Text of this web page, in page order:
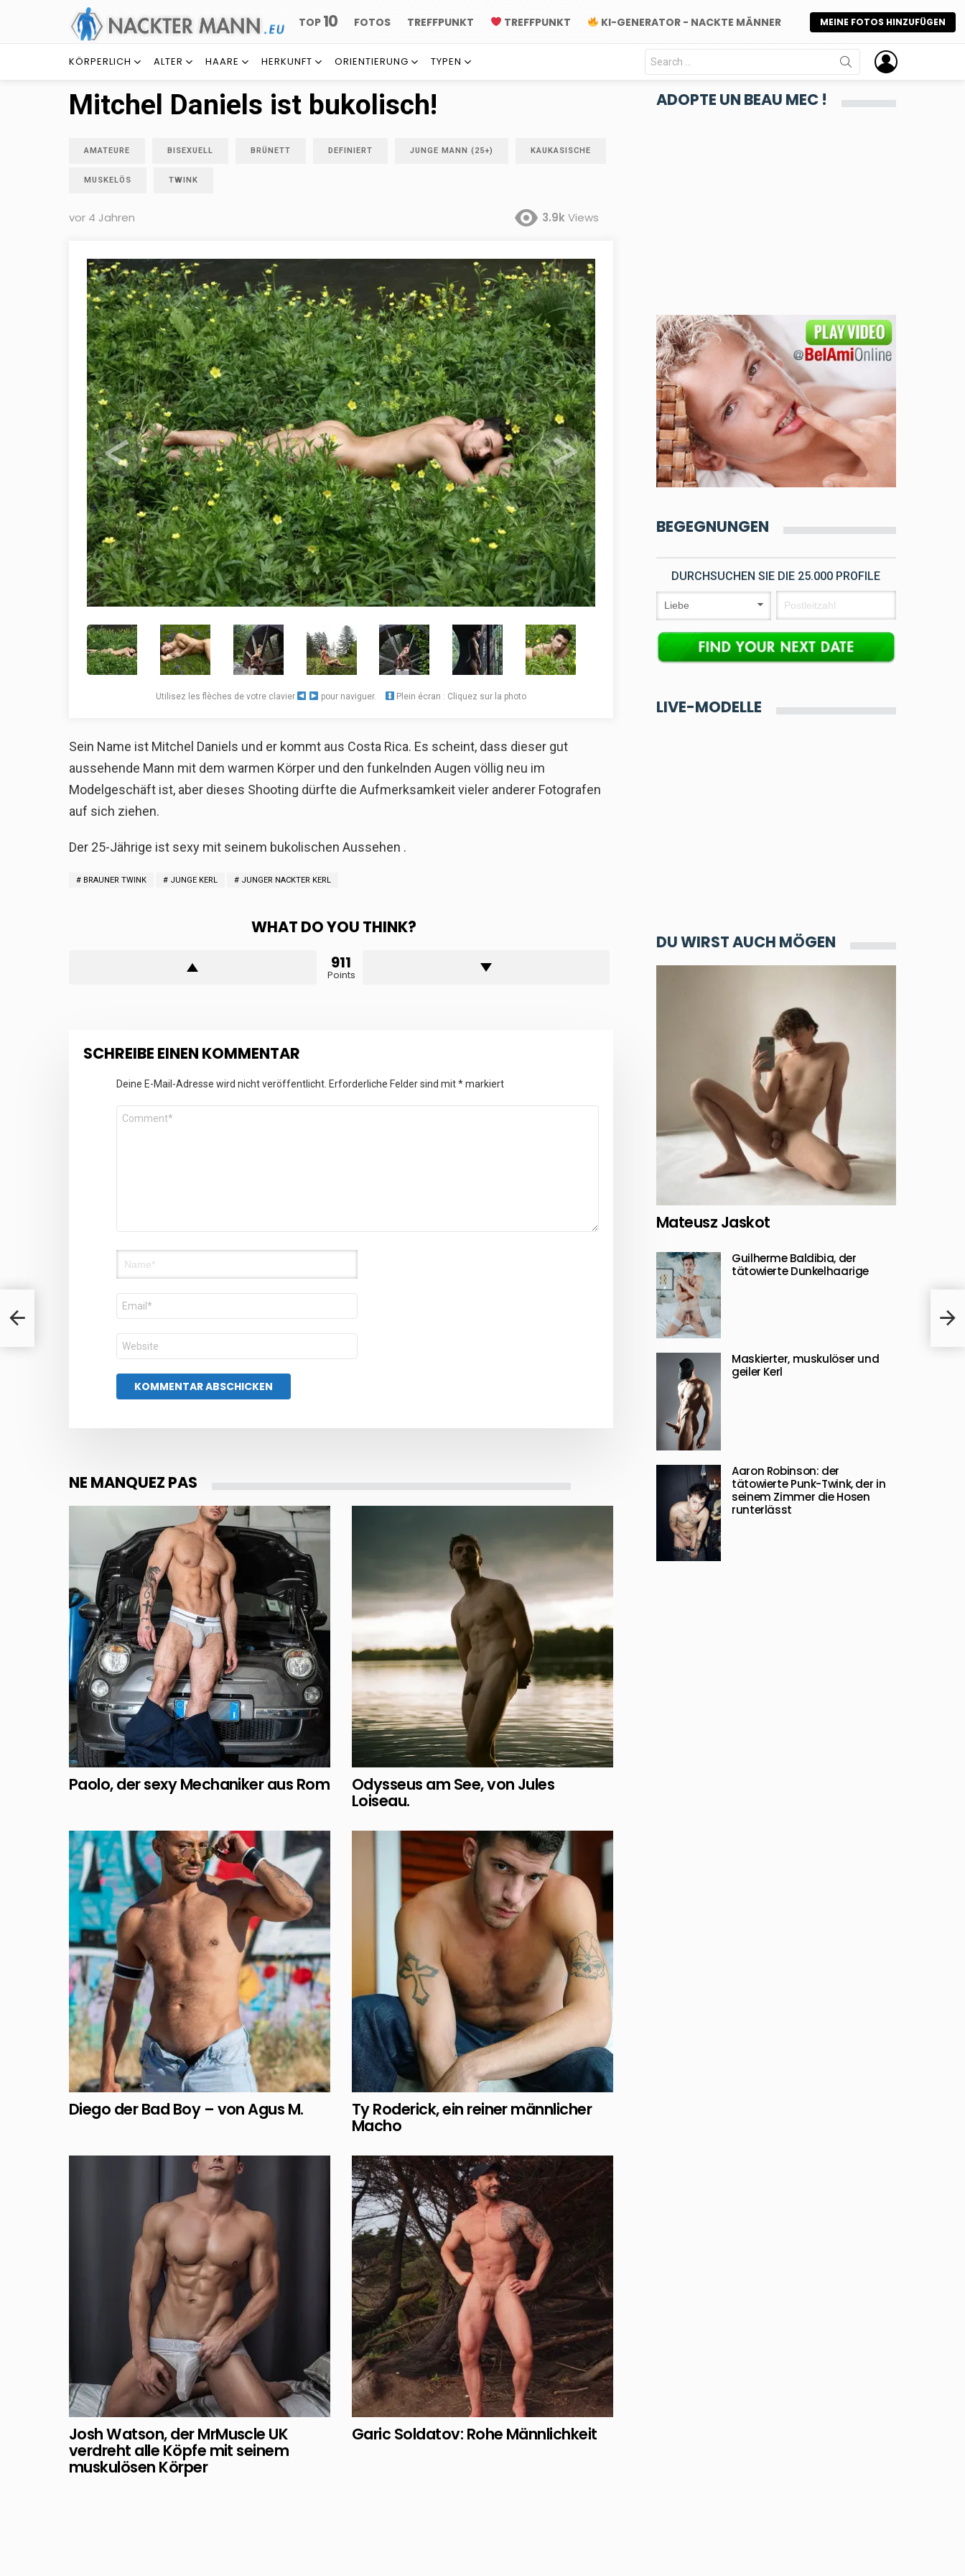
TOP 10 FOTOS TREFFPUNKT TREFFPUNKT KI-GENERATOR - NACKTE MÄNNER MEINE FOTOS HINZUFÜGEN
KÖRPERLICH ALTER HAARE HERKUNFT ORIENTIERUNG TYPEN
Search
for:
Mitchel Daniels ist bukolisch!
AMATEURE BISEXUELL BRÜNETT DEFINIERT JUNGE MANN (25+) KAUKASISCHE
MUSKELÖS TWINK
vor 4 Jahren 3.9kViews
Utilisez les flèches de votre clavier pour naviguer. Plein écran : Cliquez sur la photo
Sein Name ist Mitchel Daniels und er kommt aus Costa Rica. Es scheint, dass dieser gut
aussehende Mann mit dem warmen Körper und den funkelnden Augen völlig neu im
Modelgeschäft ist, aber dieses Shooting dürfte die Aufmerksamkeit vieler anderer Fotografen
auf sich ziehen.
Der 25-Jährige ist sexy mit seinem bukolischen Aussehen .
BRAUNER TWINK JUNGE KERL JUNGER NACKTER KERL
WHAT DO YOU THINK?
911
Points
SCHREIBE EINEN KOMMENTAR
Deine E-Mail-Adresse wird nicht veröffentlicht. Erforderliche Felder sind mit*markiert
Kommentar
E-
Mail-
Adresse
Website
NE MANQUEZ PAS
Paolo, der sexy Mechaniker aus Rom Odysseus am See, von Jules
Loiseau.
Diego der Bad Boy – von Agus M. Ty Roderick, ein reiner männlicher
Macho
Josh Watson, der MrMuscle UK
verdreht alle Köpfe mit seinem
muskulösen Körper
Garic Soldatov: Rohe Männlichkeit
ADOPTE UN BEAU MEC !
BEGEGNUNGEN
DURCHSUCHEN SIE DIE 25.000 PROFILE
LIVE-MODELLE
DU WIRST AUCH MÖGEN
Mateusz Jaskot
Guilherme Baldibia, der
tätowierte Dunkelhaarige
Maskierter, muskulöser und
geiler Kerl
Aaron Robinson: der
tätowierte Punk-Twink, der in
seinem Zimmer die Hosen
runterlässt